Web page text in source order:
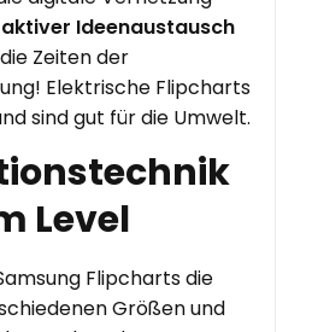
Ideenaustausch
Zeiten der
Elektrische Flipcharts
sind gut für die Umwelt.
Level
Flipcharts die
Größen und